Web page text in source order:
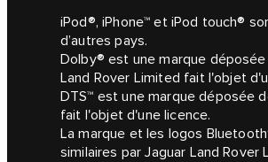
iPod®, iPhone™ et iPod touch®
d’autres pays.
Dolby® est une marque
Land Rover Limited fait l'objet
DTS™ est une marque déposée
fait l'objet d'une licence.
La marque et les logos
similaires par Jaguar Land